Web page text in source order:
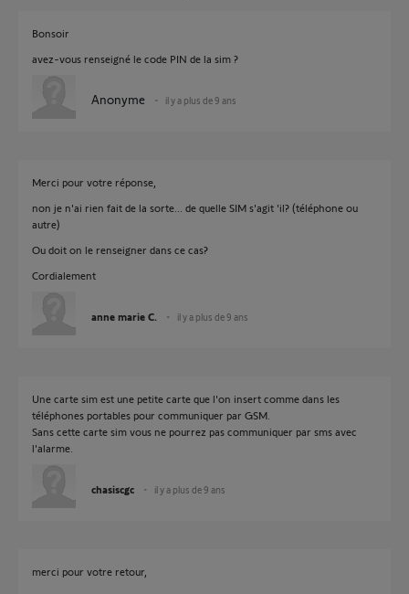
Bonsoir
avez-vous renseigné le code PIN de la sim ?
Anonyme il y a plus de 9 ans
Merci pour votre réponse,
non je n'ai rien fait de la sorte... de quelle SIM s'agit 'il? (téléphone ou
autre)
Ou doit on le renseigner dans ce cas?
Cordialement
anne marie C. il y a plus de 9 ans
Une carte sim est une petite carte que l'on insert comme dans les
téléphones portables pour communiquer par GSM.
Sans cette carte sim vous ne pourrez pas communiquer par sms avec
l'alarme.
chasiscgc il y a plus de 9 ans
merci pour votre retour,